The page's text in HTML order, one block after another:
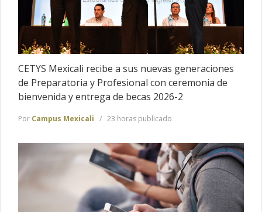
CETYS Mexicali recibe a sus nuevas generaciones
de Preparatoria y Profesional con ceremonia de
bienvenida y entrega de becas 2026-2
Por Campus Mexicali 23 horas publicado